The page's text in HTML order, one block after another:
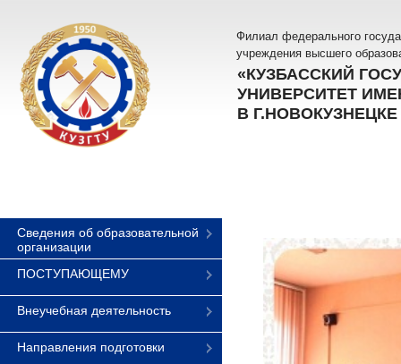
Филиал федерального
учреждения высшего
«КУЗБАССКИЙ
УНИВЕРСИТЕТ
В Г.НОВОКУЗНЕЦКЕ
Сведения об образовательной
организации
ПОСТУПАЮЩЕМУ
Внеучебная деятельность
Направления подготовки